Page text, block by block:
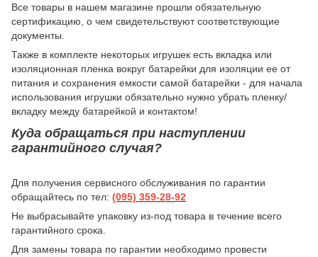
Все товары в нашем магазине прошли обязательную
сертификацию, о чем свидетельствуют соответствующие
документы.
Также в комплекте некоторых игрушек есть вкладка или
изоляционная пленка вокруг батарейки для изоляции ее от
питания и сохранения емкости самой батарейки - для начала
использования игрушки обязательно нужно убрать пленку/
вкладку между батарейкой и контактом!
Куда обращаться при наступлении
гарантийного случая?
Для получения сервисного обслуживания по гарантии
обращайтесь по тел: (095) 359-28-92
Не выбрасывайте упаковку из-под товара в течение всего
гарантийного срока.
Для замены товара по гарантии необходимо провести